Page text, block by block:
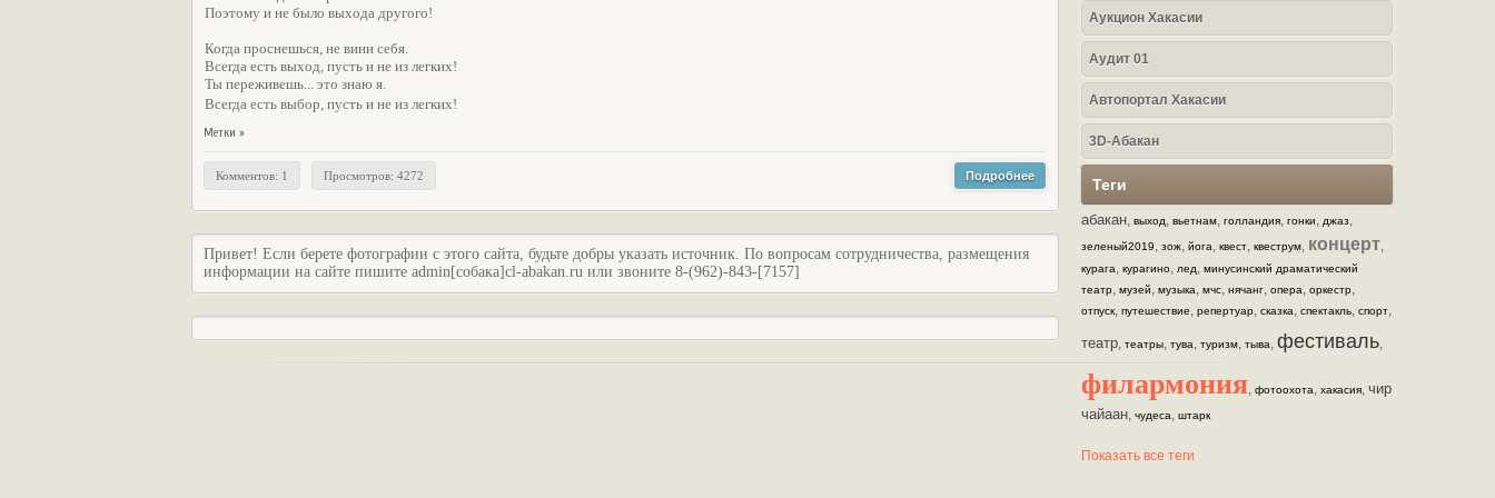
Поэтому и не было выхода другого!
Когда проснешься, не вини себя.
Всегда есть выход, пусть и не из легких!
Ты переживешь... это знаю я.
Всегда есть выбор, пусть и не из легких!
Метки »
Комментов: 1 Просмотров: 4272 Подробнее
Привет! Если берете фотографии с этого сайта, будьте добры указать источник. По вопросам сотрудничества, размещения
информации на сайте пишите admin[собака]cl-abakan.ru или звоните 8-(962)-843-[7157]
Аукцион Хакасии
Аудит 01
Автопортал Хакасии
3D-Абакан
Теги
абакан, выход, вьетнам, голландия, гонки, джаз,
зеленый2019, зож, йога, квест, квеструм, концерт,
курага, курагино, лед, минусинский драматический
театр, музей, музыка, мчс, нячанг, опера, оркестр,
отпуск, путешествие, репертуар, сказка, спектакль, спорт,
театр, театры, тува, туризм, тыва, фестиваль,
филармония, фотоохота, хакасия, чир
чайаан, чудеса, штарк
Показать все теги